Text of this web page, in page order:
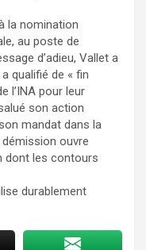
la nomination
au poste de
d’adieu, Vallet a
qualifié de « fin
l’INA pour leur
son action
mandat dans la
ouvre
dont les contours
durablement